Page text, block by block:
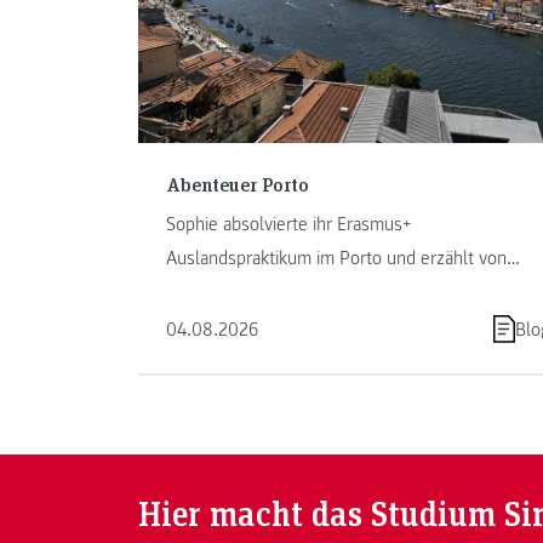
Abenteuer Porto
Sophie absolvierte ihr Erasmus+
Auslandspraktikum im Porto und erzählt von
04.08.2026
Hier macht das Studium